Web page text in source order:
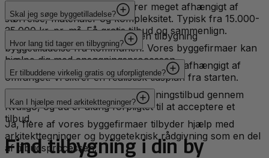
Prisen på en tilbygning varierer meget afhængigt af
størrelse, materialer og kompleksitet. Typisk fra 15.000-
25.000 kr. pr. m². Få gratis tilbud og sammenlign.
Skal jeg søge byggetilladelse?
Ja, i de fleste tilfælde kræver en tilbygning
byggetilladelse fra kommunen. Vores byggefirmaer kan
hjælpe dig med ansøgningsprocessen.
Hvor lang tid tager en tilbygning?
En tilbygning tager typisk 2-6 måneder afhængigt af
omfanget. Vi sikrer en realistisk tidsplan fra starten.
Er tilbuddene virkelig gratis og uforpligtende?
Ja, det er 100% gratis at få tilbygningstilbud gennem
Kvaligo, og du er aldrig forpligtet til at acceptere et
tilbud.
Kan I hjælpe med arkitekttegninger?
Ja, flere af vores byggefirmaer tilbyder hjælp med
arkitekttegninger og byggeteknisk rådgivning som en del
af tilbudsprocessen.
Findtilbygningi din by